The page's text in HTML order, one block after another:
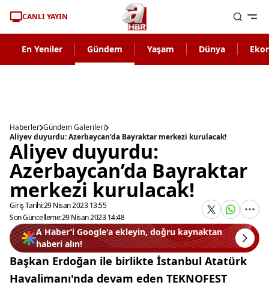
CANLI YAYIN
En Yeniler Gündem Yaşam Dünya
Haberler Gündem Galerileri
Aliyev duyurdu: Azerbaycan’da Bayraktar merkezi kurulacak!
Aliyev duyurdu:
Azerbaycan’da Bayraktar
merkezi kurulacak!
Giriş Tarihi:29 Nisan 2023 13:55
Son Güncelleme:29 Nisan 2023 14:48
A Haber’i Google'a ekleyin, doğru kaynaktan
haberi alın!
Başkan Erdoğan ile birlikte İstanbul Atatürk
Havalimanı'nda devam eden TEKNOFEST